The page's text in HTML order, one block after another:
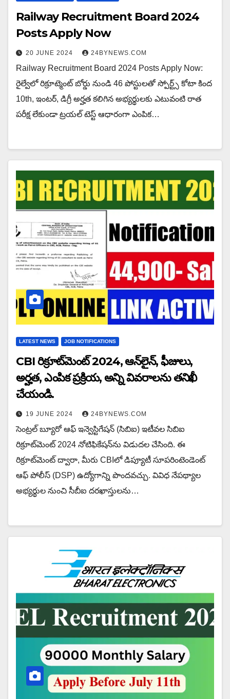
Railway Recruitment Board 2024
Posts Apply Now
20 JUNE 2024 24BYNEWS.COM
Railway Recruitment Board 2024 Posts Apply Now:
రైల్వేలో రిక్రూట్మెంట్ బోర్డు నుండి 46 పోస్టులతో స్పోర్ట్స్ కోటా కింద
10th, ఇంటర్, డిగ్రీ అర్హత కలిగిన అభ్యర్థులకు ఎటువంటి రాత
పరీక్ష లేకుండా ట్రయల్ టెస్ట్ ఆధారంగా ఎంపిక…
LATEST NEWS JOB NOTIFICATIONS
CBI రిక్రూట్‌మెంట్ 2024, ఆన్‌లైన్, ఫీజులు,
అర్హత, ఎంపిక ప్రక్రియ, అన్ని వివరాలను తనిఖీ
చేయండి.
19 JUNE 2024 24BYNEWS.COM
సెంట్రల్ బ్యూరో ఆఫ్ ఇన్వెస్టిగేషన్ (సిబిఐ) ఇటీవల సిబిఐ
రిక్రూట్‌మెంట్ 2024 నోటిఫికేషన్‌ను విడుదల చేసింది. ఈ
రిక్రూట్‌మెంట్ ద్వారా, మీరు CBIలో డిప్యూటీ సూపరింటెండెంట్
ఆఫ్ పోలీస్ (DSP) ఉద్యోగాన్ని పొందవచ్చు. వివిధ నేపథ్యాల
అభ్యర్థుల నుంచి సీబీఐ దరఖాస్తులను…